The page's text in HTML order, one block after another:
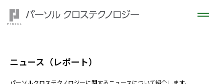
ニュース（レポート）
パーソルクロステクノロジーに関するニュースについて紹介します。